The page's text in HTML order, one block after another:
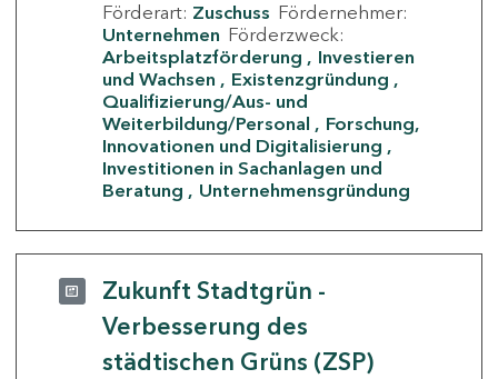
Förderart: Zuschuss Fördernehmer:
Unternehmen Förderzweck:
Arbeitsplatzförderung
Investieren
und Wachsen
Existenzgründung
Qualifizierung/Aus- und
Weiterbildung/Personal
Forschung,
Innovationen und Digitalisierung
Investitionen in Sachanlagen und
Beratung
Unternehmensgründung
Zukunft Stadtgrün -
Verbesserung des
städtischen Grüns (ZSP)